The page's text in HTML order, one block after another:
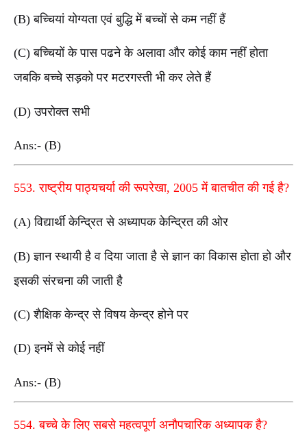
(B) बच्चियां योग्यता एवं बुद्धि में बच्चों से कम नहीं हैं
(C) बच्चियों के पास पढने के अलावा और कोई काम नहीं होता
जबकि बच्चे सड़को पर मटरगस्ती भी कर लेते हैं
(D) उपरोक्त सभी
Ans:- (B)
553. राष्ट्रीय पाठ्यचर्या की रूपरेखा, 2005 में बातचीत की गई है?
(A) विद्यार्थी केन्द्रित से अध्यापक केन्द्रित की ओर
(B) ज्ञान स्थायी है व दिया जाता है से ज्ञान का विकास होता हो और
इसकी संरचना की जाती है
(C) शैक्षिक केन्द्र से विषय केन्द्र होने पर
(D) इनमें से कोई नहीं
Ans:- (B)
554. बच्चे के लिए सबसे महत्वपूर्ण अनौपचारिक अध्यापक है?